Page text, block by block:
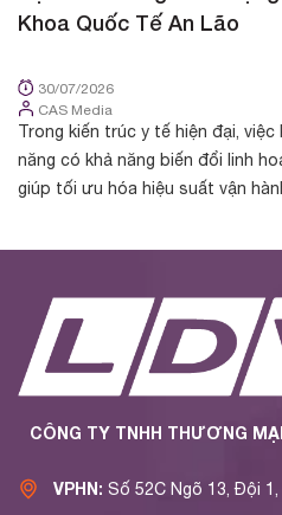
Khoa Quốc Tế An Lão
30/07/2026
CAS Media
Trong kiến trúc y tế hiện đại,
năng có khả năng biến đổi linh
giúp tối ưu hóa hiệu suất vận
CÔNG TY TNHH THƯƠNG
VPHN: Số 52C Ngõ 13, Đội